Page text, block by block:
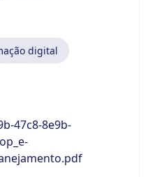
digital
47c8-8e9b-